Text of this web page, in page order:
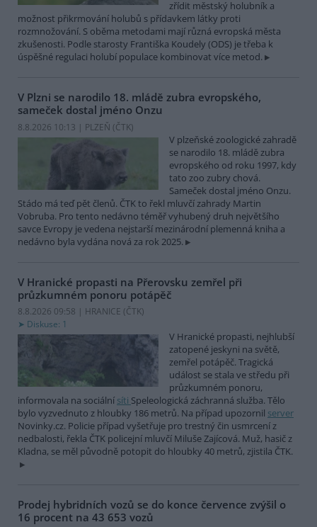
zřídit městský holubník a
možnost přikrmování holubů s přídavkem látky proti
rozmnožování. S oběma metodami mají různá evropská města
zkušenosti. Podle starosty Františka Koudely (ODS) je třeba k
úspěšné regulaci holubí populace kombinovat více metod.
V Plzni se narodilo 18. mládě zubra evropského,
sameček dostal jméno Onzu
8.8.2026 10:13 | PLZEŇ (ČTK)
V plzeňské zoologické zahradě
se narodilo 18. mládě zubra
evropského od roku 1997, kdy
tato zoo zubry chová.
Sameček dostal jméno Onzu.
Stádo má teď pět členů. ČTK to řekl mluvčí zahrady Martin
Vobruba. Pro tento nedávno téměř vyhubený druh největšího
savce Evropy je vedena nejstarší mezinárodní plemenná kniha a
nedávno byla vydána nová za rok 2025.
V Hranické propasti na Přerovsku zemřel při
průzkumném ponoru potápěč
8.8.2026 09:58 | HRANICE (ČTK)
Diskuse: 1
V Hranické propasti, nejhlubší
zatopené jeskyni na světě,
zemřel potápěč. Tragická
událost se stala ve středu při
průzkumném ponoru,
informovala na sociální síti Speleologická záchranná služba. Tělo
bylo vyzvednuto z hloubky 186 metrů. Na případ upozornil server
Novinky.cz. Policie případ vyšetřuje pro trestný čin usmrcení z
nedbalosti, řekla ČTK policejní mluvčí Miluše Zajícová. Muž, hasič z
Kladna, se měl původně potopit do hloubky 40 metrů, zjistila ČTK.
Prodej hybridních vozů se do konce července zvýšil o
16 procent na 43 653 vozů